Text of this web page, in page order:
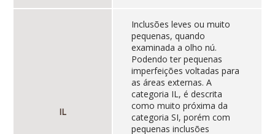
IL
Inclusões leves ou muito
pequenas, quando
examinada a olho nú.
Podendo ter pequenas
imperfeições voltadas para
as áreas externas. A
categoria IL, é descrita
como muito próxima da
categoria SI, porém com
pequenas inclusões